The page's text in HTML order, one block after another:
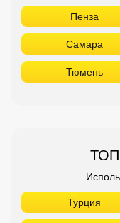
Пенза
Самара
Тюмень
ТОП
Турция